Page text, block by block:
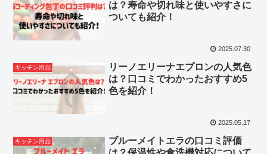
は？寿命や切れ味と使いやすさに
ついても紹介！
2025.07.30
キッチン用品
リーノエリーナエプロンの人気色
は？口コミでわかったおすすめ5
色を紹介！
2025.05.17
キッチン用品
ブルーメイトエラの口コミ評価